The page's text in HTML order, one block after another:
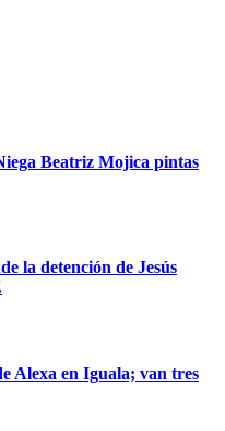
Beatriz Mojica pintas
la detención de Jesús
Alexa en Iguala; van tres